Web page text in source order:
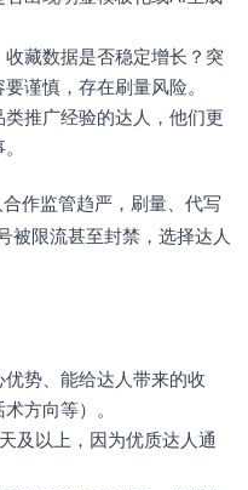
收藏数据是否稳定增长？突
谨慎，存在刷量风险。
类推广经验的达人，他们更
作监管趋严，刷量、代写
被限流甚至封禁，选择达人
优势、能给达人带来的收
方向等）。
及以上，因为优质达人通